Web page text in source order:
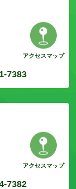
アクセスマップ
7383
アクセスマップ
7382